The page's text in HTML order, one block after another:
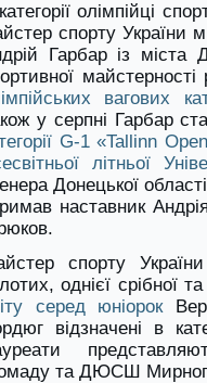
олімпійці
спорту України
Гарбар із міста
майстерності
вагових
у серпні Гарбар
G-1 «Tallinn
літньої
Донецької
наставник
спорту
однієї срібної
серед юніорок
відзначені в
та ДЮСШ